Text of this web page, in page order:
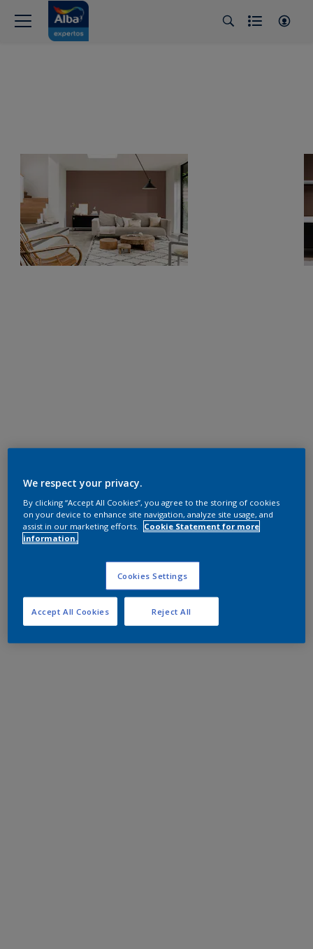
We respect your privacy.
By clicking “Accept All Cookies”, you agree to the storing of cookies
on your device to enhance site navigation, analyze site usage, and
assist in our marketing efforts.
Cookie Statement for more
information.
Cookies Settings
Reject All
Accept All Cookies